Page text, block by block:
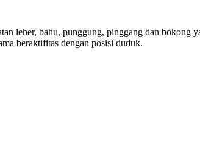
leher, bahu, punggung, pinggang dan
beraktifitas dengan posisi duduk.